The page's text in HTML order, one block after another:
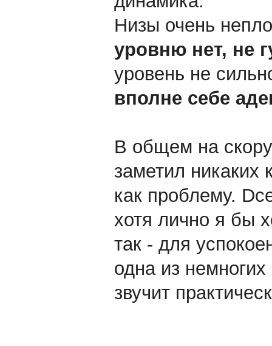
Низы очень
уровню нет, не
уровень не
вполне себе
В общем на
заметил никаких
как проблему.
хотя лично я бы
так - для
одна из
звучит